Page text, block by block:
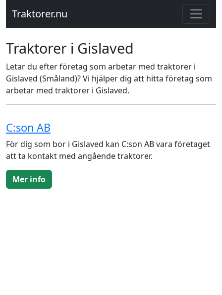
Traktorer.nu
Traktorer i Gislaved
Letar du efter företag som arbetar med traktorer i
Gislaved (Småland)? Vi hjälper dig att hitta företag som
arbetar med traktorer i Gislaved.
C:son AB
För dig som bor i Gislaved kan C:son AB vara företaget
att ta kontakt med angående traktorer.
Mer info